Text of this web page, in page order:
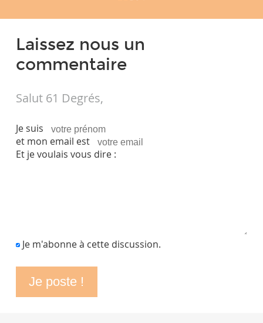
Laissez nous un
commentaire
Salut 61 Degrés,
Je suis
et mon email est
Et je voulais vous dire :
Je m'abonne à cette discussion.